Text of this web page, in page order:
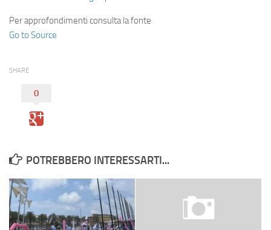
Per approfondimenti consulta la fonte
Go to Source
SHARE
0
POTREBBERO INTERESSARTI...